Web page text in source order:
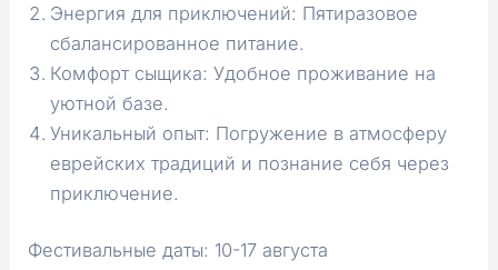
Энергия для приключений: Пятиразовое
сбалансированное питание.
Комфорт сыщика: Удобное проживание на
уютной базе.
Уникальный опыт: Погружение в атмосферу
еврейских традиций и познание себя через
приключение.
Фестивальные даты: 10-17 августа